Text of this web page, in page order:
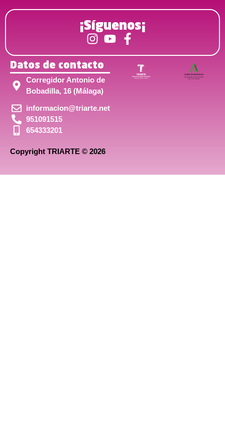
¡Síguenos¡
Datos de contacto
Corregidor Antonio de
Bobadilla, 16 (Málaga)
informacion@triarte.net
951091515
654333201
Copyright TRIARTE © 2026